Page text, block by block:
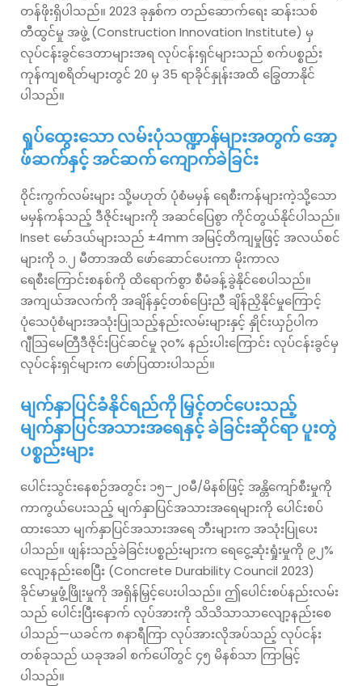
တန်ဖိုးရှိပါသည်။ 2023 ခုနှစ်က တည်ဆောက်ရေး ဆန်းသစ်
တီထွင်မှု အဖွဲ့ (Construction Innovation Institute) မှ
လုပ်ငန်းခွင်ဒေတာများအရ လုပ်ငန်းရှင်များသည် စက်ပစ္စည်း
ကုန်ကျစရိတ်များတွင် 20 မှ 35 ရာခိုင်နှုန်းအထိ ခြွေတာနိုင်
ပါသည်။
ရှုပ်ထွေးသော လမ်းပုံသဏ္ဍာန်များအတွက် အော့
ဖ်ဆက်နှင့် အင်ဆက် ကျောက်ခဲခြင်း
ဝိုင်းကွက်လမ်းများ သို့မဟုတ် ပုံစံမမှန် ရေစီးကန်များကဲ့သို့သော
မမှန်ကန်သည့် ဒီဇိုင်းများကို အဆင်ပြေစွာ ကိုင်တွယ်နိုင်ပါသည်။
Inset မော်ဒယ်များသည် ±4mm အမြင့်တိကျမှုဖြင့် အလယ်စင်
များကို ၁.၂ မီတာအထိ ဖော်ဆောင်ပေးကာ မိုးကာလ
ရေစီးကြောင်းစနစ်ကို ထိရောက်စွာ စီမံခန့်ခွဲနိုင်စေပါသည်။
အကျယ်အလက်ကို အချိန်နှင့်တစ်ပြေးညီ ချိန်ညှိနိုင်မှုကြောင့်
ပုံသေပုံစံများအသုံးပြုသည့်နည်းလမ်းများနှင့် နှိုင်းယှဉ်ပါက
ဂျီဩမေတြီဒီဇိုင်းပြင်ဆင်မှု ၃၀% နည်းပါးကြောင်း လုပ်ငန်းခွင်မှ
လုပ်ငန်းရှင်များက ဖော်ပြထားပါသည်။
မျက်နှာပြင်ခံနိုင်ရည်ကို မြှင့်တင်ပေးသည့်
မျက်နှာပြင်အသားအရေနှင့် ခဲခြင်းဆိုင်ရာ ပူးတွဲ
ပစ္စည်းများ
ပေါင်းသွင်းနေစဉ်အတွင်း ၁၅–၂၀မီ/မိနစ်ဖြင့် အန္တိကျော်စီးမှုကို
ကာကွယ်ပေးသည့် မျက်နှာပြင်အသားအရေများကို ပေါင်းစပ်
ထားသော မျက်နှာပြင်အသားအရေ ဘီးများက အသုံးပြုပေး
ပါသည်။ ဖျန်းသည့်ခဲခြင်းပစ္စည်းများက ရေငွေ့ဆုံးရှုံးမှုကို ၉၂%
လျော့နည်းစေပြီး (Concrete Durability Council 2023)
ခိုင်မာမှုဖွံ့ဖြိုးမှုကို အရှိန်မြှင့်ပေးပါသည်။ ဤပေါင်းစပ်နည်းလမ်း
သည် ပေါင်းပြီးနောက် လုပ်အားကို သိသိသာသာလျော့နည်းစေ
ပါသည်—ယခင်က ၈နာရီကြာ လုပ်အားလိုအပ်သည့် လုပ်ငန်း
တစ်ခုသည် ယခုအခါ စက်ပေါ်တွင် ၄၅ မိနစ်သာ ကြာမြင့်
ပါသည်။